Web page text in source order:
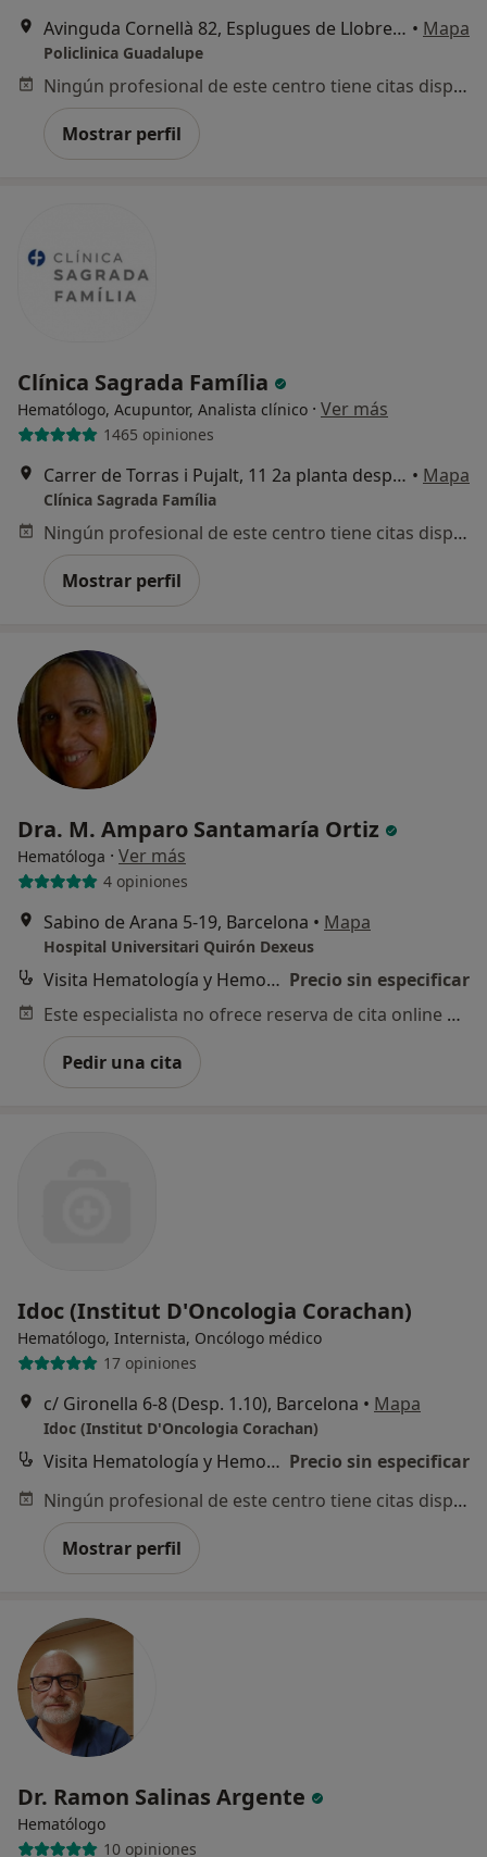
Avinguda Cornellà 82, Esplugues de Llobregat • Mapa
Policlinica Guadalupe
Ningún profesional de este centro tiene citas disponibles
Mostrar perfil
Clínica Sagrada Família
Hematólogo, Acupuntor, Analista clínico · Ver más
1465 opiniones
Carrer de Torras i Pujalt, 11 2a planta despacho 2.7, Barcelona • Mapa
Clínica Sagrada Família
Ningún profesional de este centro tiene citas disponibles
Mostrar perfil
Dra. M. Amparo Santamaría Ortiz
Hematóloga · Ver más
4 opiniones
Sabino de Arana 5-19, Barcelona • Mapa
Hospital Universitari Quirón Dexeus
Visita Hematología y Hemoterapia Precio sin especificar
Este especialista no ofrece reserva de cita online en esta dirección.
Pedir una cita
Idoc (Institut D'Oncologia Corachan)
Hematólogo, Internista, Oncólogo médico
17 opiniones
c/ Gironella 6-8 (Desp. 1.10), Barcelona • Mapa
Idoc (Institut D'Oncologia Corachan)
Visita Hematología y Hemoterapia Precio sin especificar
Ningún profesional de este centro tiene citas disponibles
Mostrar perfil
Dr. Ramon Salinas Argente
Hematólogo
10 opiniones
¿Alguna vez has usado una app
o chatbot de IA para hablar
sobre un tema emocional o
psicológico?
Sí, una vez
No, pero lo consideraría
No, y no confío en ello
Continuar